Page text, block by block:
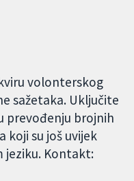
volonterskog
sažetaka. Uključite
prevođenju brojnih
koji su još uvijek
jeziku. Kontakt: